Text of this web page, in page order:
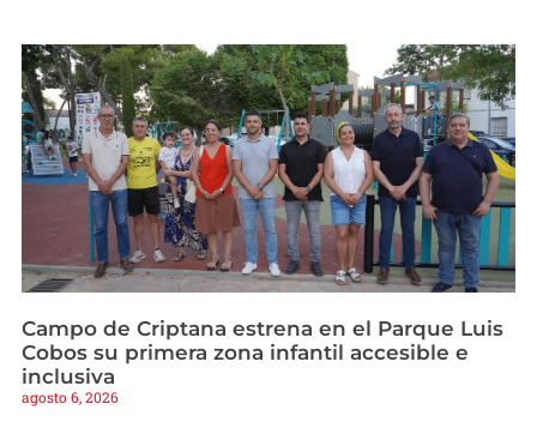
Campo de Criptana estrena en el Parque Luis
Cobos su primera zona infantil accesible e
inclusiva
agosto 6, 2026